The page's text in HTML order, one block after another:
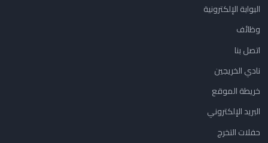
البوابة الإلكترونية
وظائف
اتصل بنا
نادي الخريجين
خريطة الموقع
البريد الإلكتروني
حفلات التخرج